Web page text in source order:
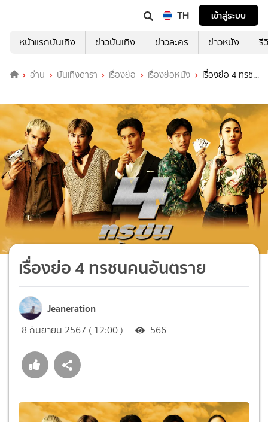
TH
เข้าสู่ระบบ
หน้าแรกบันเทิง
ข่าวบันเทิง ข่าวละคร ข่าวหนัง รี
อ่าน บันเทิงดารา เรื่องย่อ เรื่องย่อหนัง
เรื่องย่อ 4 ทรชน
คนอันตราย
เรื่องย่อ 4 ทรชนคนอันตราย
Jeaneration
8 กันยายน 2567 ( 12:00 ) 566